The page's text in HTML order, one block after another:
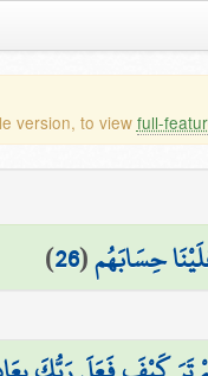
version, to view full-
حِسَابَهُم(
26
)